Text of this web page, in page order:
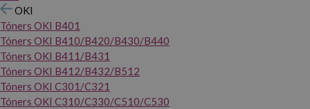
OKI
Tóners OKI B401
Tóners OKI B410/B420/B430/B440
Tóners OKI B411/B431
Tóners OKI B412/B432/B512
Tóners OKI C301/C321
Tóners OKI C310/C330/C510/C530